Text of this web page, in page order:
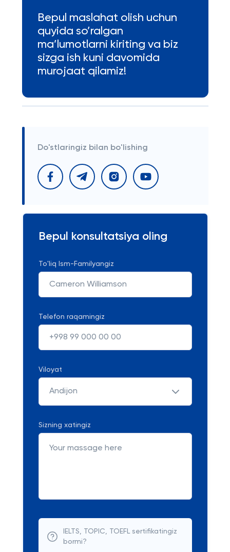
Bepul maslahat olish uchun
quyida so’ralgan
ma’lumotlarni kiriting va biz
sizga ish kuni davomida
murojaat qilamiz!
Do'stlaringiz bilan bo'lishing
Bepul konsultatsiya oling
To'liq Ism-Familyangiz
Telefon raqamingiz
Viloyat
Andijon
Sizning xatingiz
IELTS, TOPIC, TOEFL sertifikatingiz
bormi?